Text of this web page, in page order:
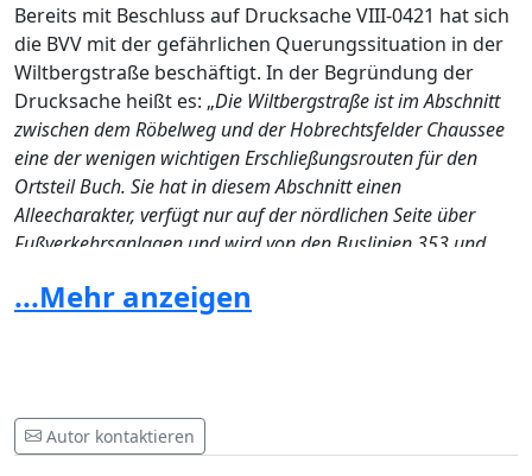
Bereits mit Beschluss auf Drucksache VIII-0421 hat sich
die BVV mit der gefährlichen Querungssituation in der
Wiltbergstraße beschäftigt. In der Begründung der
Drucksache heißt es: „Die Wiltbergstraßeist im Abschnitt
zwischen dem Röbelweg und derHobrechtsfelderChaussee
eine der wenigen wichtigen Erschließungsrouten für den
Ortsteil Buch. Sie hat in diesem Abschnitt einen
Alleecharakter, verfügt nur auf der nördlichen Seite über
Fußverkehrsanlagen und wird von den Buslinien 353 und
auf der südlichen Seite Wohngebäude und auf der
Gerade in den Spitzenverkehrszeiten kommt es an dieser
Stelle immer wieder zu gefährlichen Begegnungen zwischen
...Mehr anzeigen
Autor kontaktieren